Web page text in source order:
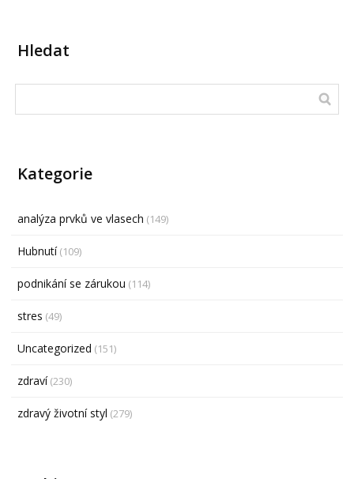
Hledat
Kategorie
analýza prvků ve vlasech (149)
Hubnutí(109)
podnikání se zárukou (114)
stres (49)
Uncategorized (151)
zdraví(230)
zdravý životní styl (279)